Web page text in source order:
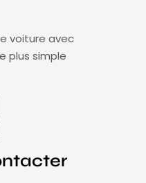
voiture avec
plus simple